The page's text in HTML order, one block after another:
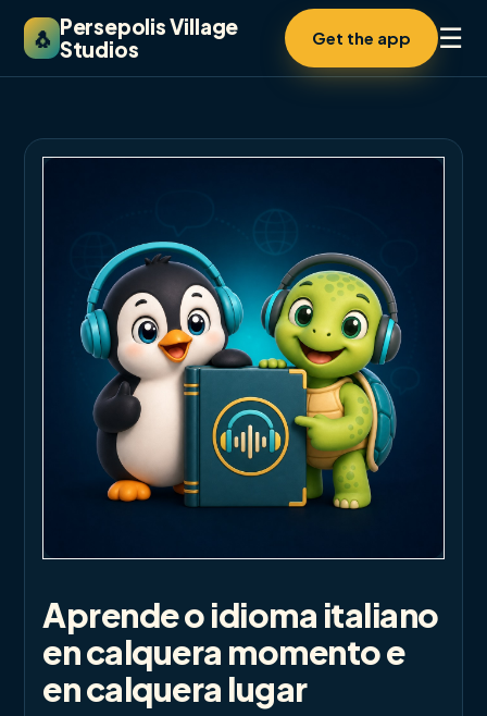
🐧 Persepolis Village
Studios
Get the app ☰
Aprende o idioma italiano
en calquera momento e
en calquera lugar